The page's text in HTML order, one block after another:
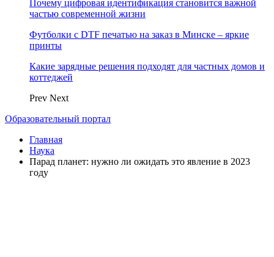
Почему цифровая идентификация становится важной
частью современной жизни
Футболки с DTF печатью на заказ в Минске – яркие
принты
Какие зарядные решения подходят для частных домов и
коттеджей
Prev Next
Образовательный портал
Главная
Наука
Парад планет: нужно ли ожидать это явление в 2023
году